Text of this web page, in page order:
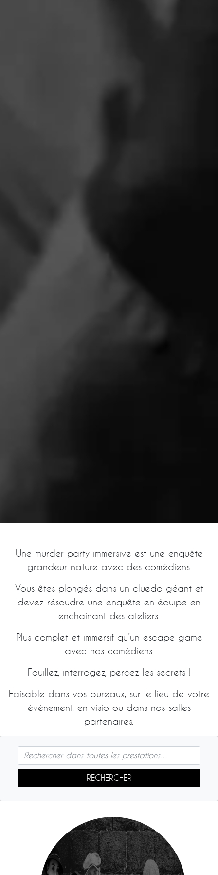
Une murder party immersive est une enquête
grandeur nature avec des comédiens.
Vous êtes plongés dans un cluedo géant et
devez résoudre une enquête en équipe en
enchainant des ateliers.
Plus complet et immersif qu’un escape game
avec nos comédiens.
Fouillez, interrogez, percez les secrets !
Faisable dans vos bureaux, sur le lieu de votre
événement, en visio ou dans nos salles
partenaires.
RECHERCHER